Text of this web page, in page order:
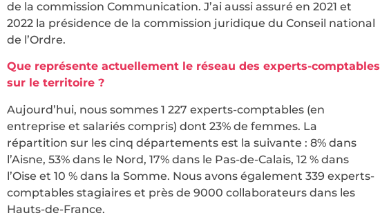
de la commission Communication. J’ai aussi assuré en 2021 et
2022 la présidence de la commission juridique du Conseil national
de l’Ordre.
Que représente actuellement le réseau des experts-comptables
sur le territoire ?
Aujourd’hui, nous sommes 1 227 experts-comptables (en
entreprise et salariés compris) dont 23% de femmes. La
répartition sur les cinq départements est la suivante : 8% dans
l’Aisne, 53% dans le Nord, 17% dans le Pas-de-Calais, 12 % dans
l’Oise et 10 % dans la Somme. Nous avons également 339 experts-
comptables stagiaires et près de 9000 collaborateurs dans les
Hauts-de-France.